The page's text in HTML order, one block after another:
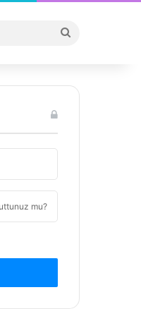
...
mu?